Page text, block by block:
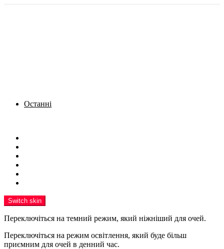
Останні
Switch skin
Переключіться на темний режим, який ніжніший для очей.
Переключіться на режим освітлення, який буде більш
приємним для очей в денний час.